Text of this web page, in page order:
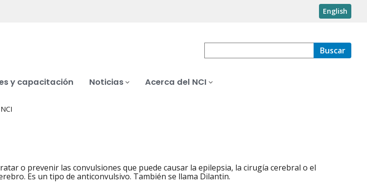
English
Buscar
y capacitación Noticias Acerca del NCI
o prevenir las convulsiones que puede causar la epilepsia, la cirugía cerebral o el
Es un tipo de anticonvulsivo. También se llama Dilantin.